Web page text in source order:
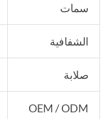
سمات
الشفافية
صلابة
OEM / ODM